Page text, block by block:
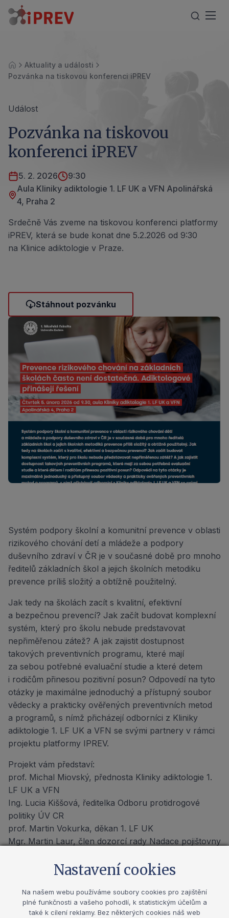
ÚvodAktuality a události
Pozvánka na tiskovou konferenci iPREV
Událost
Pozvánka na tiskovou
konferenci iPREV
5. 2. 2026
9:30
Aula Kliniky adiktologie 1. LF UK a VFN Apolinářská
4, Praha 2
Srdečně Vás zveme na tiskovou konferenci platformy
iPREV, která se bude konat dne 5.2.2026 od 9:30
na Klinice adiktologie v Praze.
Stáhnout pozvánku
Systém podpory školní a komunitní prevence v oblasti
rizikového chování detí a mládeže a podpory
duševního zdraví v ČR je v současné době pro mnoho
ředitelů základních škol a jejich školních metodiku
prevence príliš složitý a obtížně použitelný.
Jak tedy na školách zacít s kvalitní, efektivní
a bezpečnou prevencí? Jak začít budovat komplexní
systém, který pro školu nebude predstavovat
nepřiměřenou zátež? A jak zajistit dostupnost
takových preventivních programu, které mají
za sebou potřebné evaluační studie a které detem
i rodičům přinesou pozitivní posun? Odpovedí na tyto
otázky je maximálne jednoduchý a přístupný soubor
vědecky a prakticky ověřených preventivních metod
a programů, s nímž přicházejí odborníci z Kliniky
adiktologie 1. LF UK a VFN se svými partnery v rámci
projektu platformy IPREV.
Projekt vám představí:
prof. Michal Miovský, přednosta Kliniky adiktologie 1.
LF UK a VFN
Ing. Lucia Kiššová, ředitelka Odboru protidrogové
politiky ÚV CR
prof. Martin Vokurka, děkan 1. LF UK
Mgr. Martin Laur, člen dozorcí rady Nadace pojištovny
Přihlaste se k odběru novinek
Nastavení cookies
Na našem webu používáme soubory cookies pro zajištění
plné funkčnosti a vašeho pohodlí, k statistickým účelům a
také k cílení reklamy. Bez některých cookies náš web